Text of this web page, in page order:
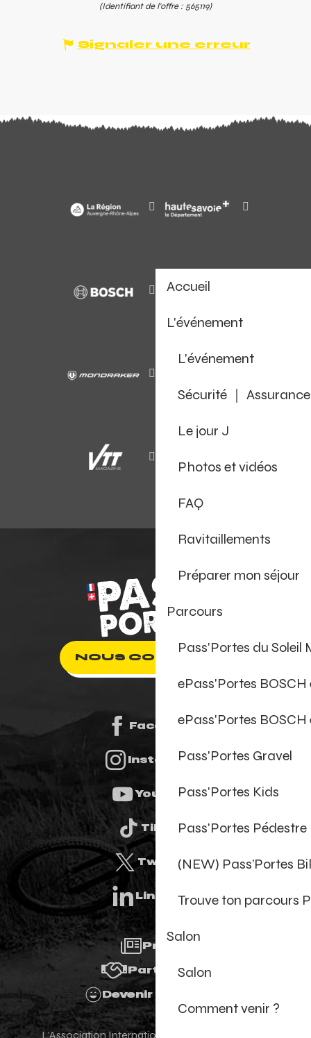
Accueil
L'événement
L'événement
Sécurité ｜ Assurance
Le jour J
Photos et vidéos
FAQ
Ravitaillements
Préparer mon séjour
Parcours
Pass'Portes du Soleil
ePass'Portes
ePass'Portes
Pass'Portes Gravel
Pass'Portes Kids
Pass'Portes Pédestre
(NEW) Pass’Portes
Trouve ton parcours
Salon
Salon
Comment venir ?
(Identifiant de l'offre : 565119)
Signaler une erreur
NOUS CONTACTER
Facebook
Instagram
Youtube
Tiktok
Twitter
Linkedin
Presse
Partenaires
Devenir Bénévole
L'Association Internationale des Portes du